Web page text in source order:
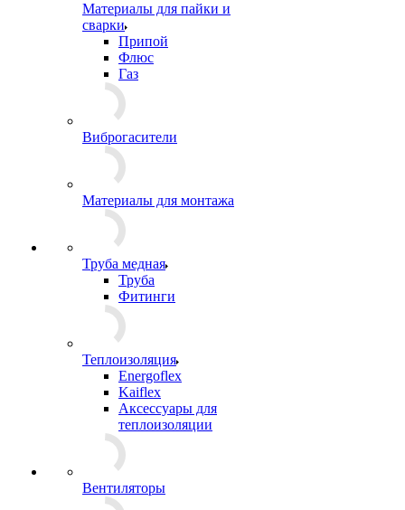
Материалы для пайки и
сварки
Припой
Флюс
Газ
Виброгасители
Материалы для монтажа
Труба медная
Труба
Фитинги
Теплоизоляция
Energoflex
Kaiflex
Аксессуары для
теплоизоляции
Вентиляторы